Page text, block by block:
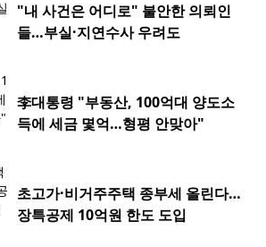
"내 사건은 어디로" 불안한 의뢰인
들…부실·지연수사 우려도
李대통령 "부동산, 100억대 양도소
득에 세금 몇억…형평 안맞아"
초고가·비거주주택 종부세 올린다…
장특공제 10억원 한도 도입